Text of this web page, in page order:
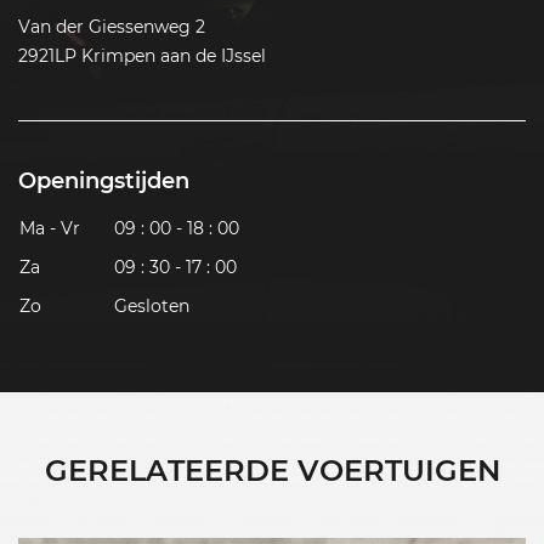
Van der Giessenweg 2
2921LP Krimpen aan de IJssel
Openingstijden
Ma - Vr
09 : 00 - 18 : 00
Za
09 : 30 - 17 : 00
Zo
Gesloten
GERELATEERDE VOERTUIGEN